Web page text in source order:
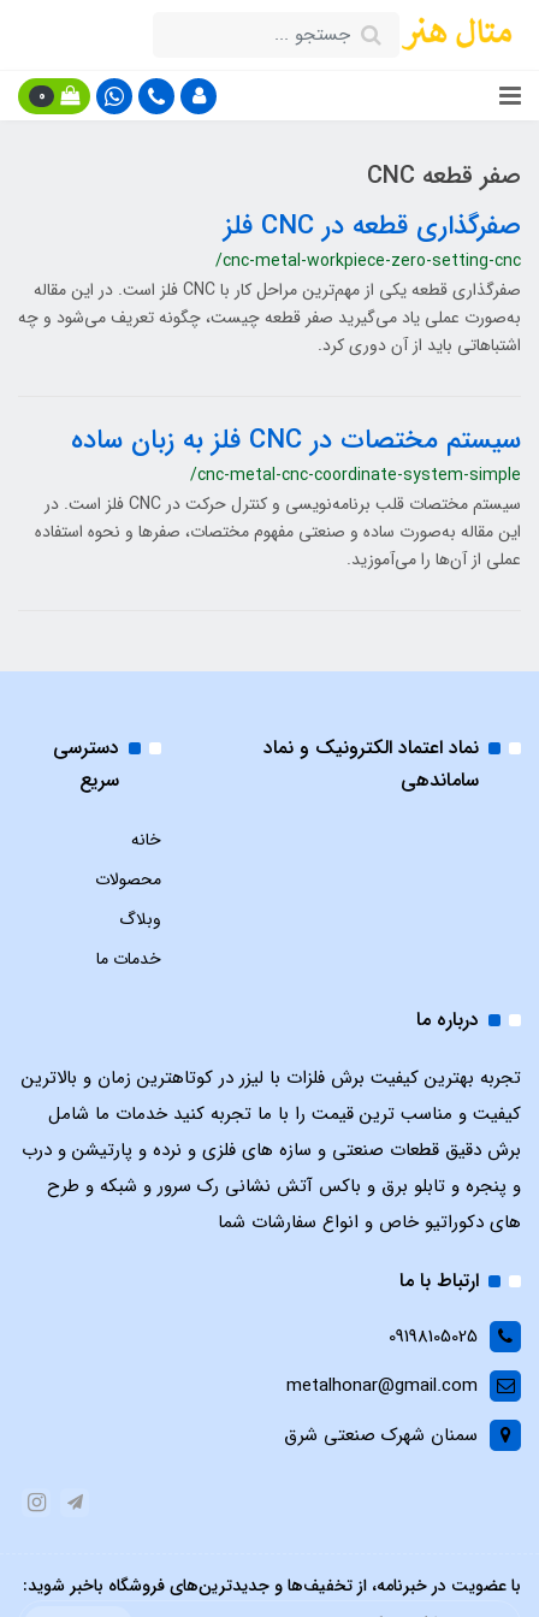
0
صفر قطعه CNC
صفرگذاری قطعه در CNC فلز
/cnc-metal-workpiece-zero-setting-cnc
صفرگذاری قطعه یکی از مهم‌ترین مراحل کار با CNC فلز است. در این مقاله
به‌صورت عملی یاد می‌گیرید صفر قطعه چیست، چگونه تعریف می‌شود و چه
اشتباهاتی باید از آن دوری کرد.
سیستم مختصات در CNC فلز به زبان ساده
/cnc-metal-cnc-coordinate-system-simple
سیستم مختصات قلب برنامه‌نویسی و کنترل حرکت در CNC فلز است. در
این مقاله به‌صورت ساده و صنعتی مفهوم مختصات، صفرها و نحوه استفاده
عملی از آن‌ها را می‌آموزید.
نماد اعتماد الکترونیک و نماد
ساماندهی
دسترسی
سریع
خانه
محصولات
وبلاگ
خدمات ما
درباره ما
تجربه بهترین کیفیت برش فلزات با لیزر در کوتاهترین زمان و بالاترین
کیفیت و مناسب ترین قیمت را با ما تجربه کنید خدمات ما شامل
برش دقیق قطعات صنعتی و سازه های فلزی و نرده و پارتیشن و درب
و پنجره و تابلو برق و باکس آتش نشانی رک سرور و شبکه و طرح
های دکوراتیو خاص و انواع سفارشات شما
ارتباط با ما
09198105025
metalhonar@gmail.com
سمنان شهرک صنعتی شرق
با عضویت در خبرنامه، از تخفیف‌ها و جدیدترین‌های فروشگاه باخبر شوید: